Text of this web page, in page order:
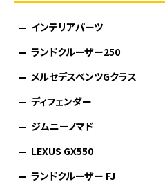
インテリアパーツ
ランドクルーザー250
メルセデスベンツGクラス
ディフェンダー
ジムニーノマド
LEXUS GX550
ランドクルーザー FJ